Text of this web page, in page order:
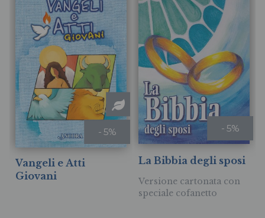
- 5%
Vangeli e Atti
Giovani
- 5%
La Bibbia degli sposi
Versione cartonata con
speciale cofanetto